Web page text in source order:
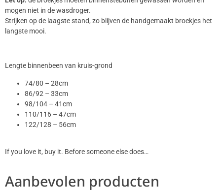
mogen niet in de wasdroger.
Strijken op de laagste stand, zo blijven de handgemaakt broekjes het
langste mooi.
Lengte binnenbeen van kruis-grond
74/80 – 28cm
86/92 – 33cm
98/104 – 41cm
110/116 – 47cm
122/128 – 56cm
If you love it, buy it. Before someone else does…
Aanbevolen producten